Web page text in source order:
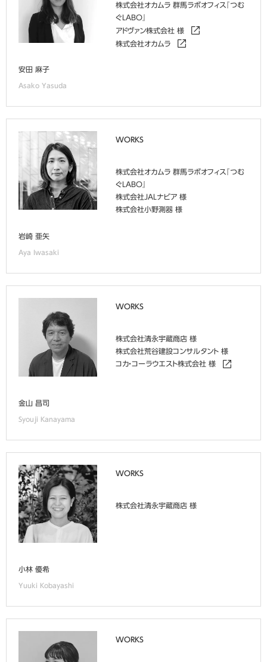
安田 麻子
Asako Yasuda
株式会社オカムラ 群馬ラボオフィス『つむ
ぐLABO』
アドヴァン株式会社 様
株式会社オカムラ
岩崎 亜矢
Aya Iwasaki
WORKS
株式会社オカムラ 群馬ラボオフィス『つむ
ぐLABO』
株式会社JALナビア 様
株式会社小野測器 様
金山 昌司
Syouji Kanayama
WORKS
株式会社清永宇蔵商店 様
株式会社荒谷建設コンサルタント 様
コカ・コーラウエスト株式会社 様
小林 優希
Yuuki Kobayashi
WORKS
株式会社清永宇蔵商店 様
WORKS